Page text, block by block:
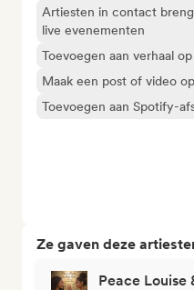
Artiesten in contact
live evenementen
Toevoegen aan verhaal
Maak een post of video
Toevoegen aan Spotify-
Ze gaven deze
Peace